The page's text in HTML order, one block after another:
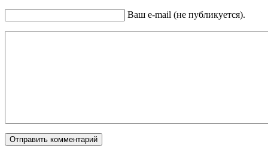
Ваш e-mail (не публикуется).